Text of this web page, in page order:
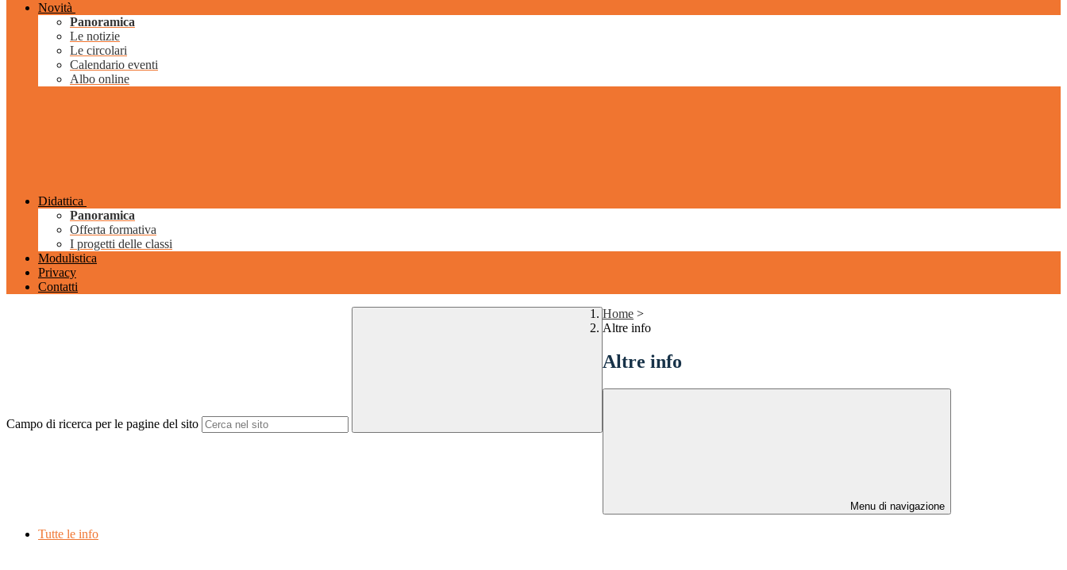
Novità
Panoramica
Le notizie
Le circolari
Calendario eventi
Albo online
Didattica
Panoramica
Offerta formativa
I progetti delle classi
Modulistica
Privacy
Contatti
Campo di ricerca per le pagine del sito
Home >
Altre info
Altre info
Menu di navigazione
Tutte le info